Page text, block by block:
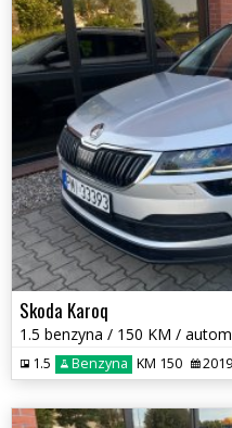
Skoda Karoq
1.5 Benzyna KM 150 2019